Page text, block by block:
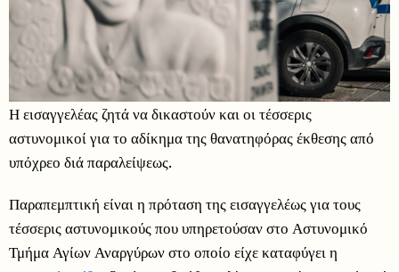
Η εισαγγελέας ζητά να δικαστούν και οι τέσσερις
αστυνομικοί για το αδίκημα της θανατηφόρας έκθεσης από
υπόχρεο διά παραλείψεως.
Παραπεμπτική είναι η πρόταση της εισαγγελέως για τους
τέσσερις αστυνομικούς που υπηρετούσαν στο Αστυνομικό
Τμήμα Αγίων Αναργύρων στο οποίο είχε καταφύγει η